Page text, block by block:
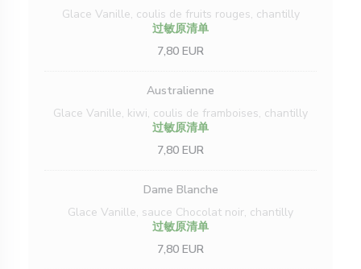
Glace Vanille, coulis de fruits rouges, chantilly
过敏原清单
7,80 EUR
Australienne
Glace Vanille, kiwi, coulis de framboises, chantilly
过敏原清单
7,80 EUR
Dame Blanche
Glace Vanille, sauce Chocolat noir, chantilly
过敏原清单
7,80 EUR